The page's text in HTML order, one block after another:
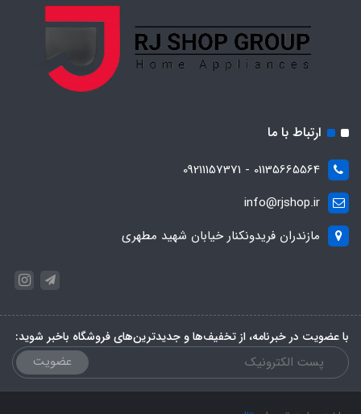
ارتباط با ما
01135665564 - 09211157371
info@rjshop.ir
مازندران فریدونکنار خیابان شهید مطهری
با عضویت در خبرنامه، از تخفیف‌ها و جدیدترین‌های فروشگاه باخبر شوید:
عضویت